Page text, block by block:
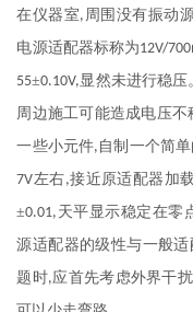
在仪器室, 周围没有振动
电源适配器标称为12V/
55±0.10V,显然未进行稳压
周边施工可能造成电压不稳
一些小元件, 自制一个简
7V左右,接近原适配器加载
±0.01, 天平显示稳定在零点
源适配器的级性与一般适
题时,应首先考虑外界干